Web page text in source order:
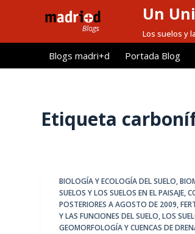
l
Un
Los suelos y
Blogs madri+d Portada Blog
Etiqueta
BIOLOGÍA Y ECOLOGÍA DEL SUELO,
SUELOS Y LOS SUELOS EN EL PAISAJE,
POSTERIORES A AGOSTO DE 2009,
Y LAS FUNCIONES DEL SUELO,LOS
GEOMORFOLOGÍA Y CUENCAS DE